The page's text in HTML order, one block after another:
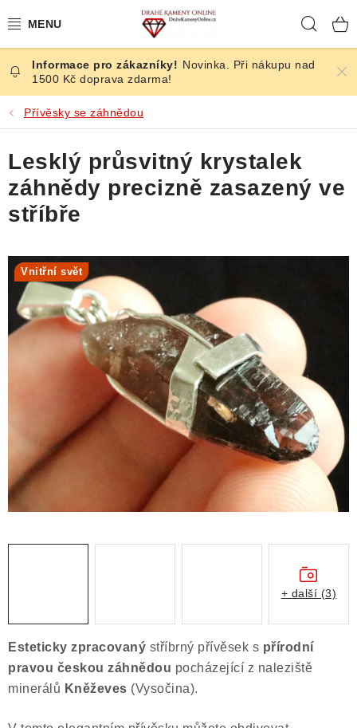
na
ČESKÉ KAMENY
ŠPERKY
KAMENY ZE SVĚTA
BROUŠENÉ
ÚČINKY
KRYSTALY
NÁŠ PŘÍBĚH
VIDEOGALERIE
Výkup minerálů a drahých kamenů
Formulář pro uplatnění reklamace
Novinka. Při nákupu nad
1500 Kč doprava zdarma!
Přívěsky se záhnědou
Esteticky zpracovaný stříbrný přívěsek s přírodní
pravou českou záhnědou pocházející z naleziště
minerálů Kněževes (Vysočina).
Lesklý průsvitný krystalek
záhnědy precizně zasazený ve
stříbře
Vnitřní svět
+ další (3)